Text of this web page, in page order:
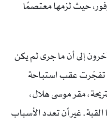
حيث لزمها معتصمًا
إلى أن ما جرى لم يكن
تفجّرت عقب استباحة
مقر موسى هلال،
القبة. غير أن تعدد الأسباب